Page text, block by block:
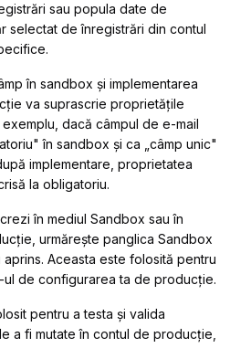
sau popula date de
selectat de înregistrări din contul
în sandbox și implementarea
va suprascrie proprietățile
dacă câmpul de e-mail
în sandbox și ca „câmp unic"
implementare, proprietatea
la obligatoriu.
în mediul Sandbox sau în
urmărește panglica Sandbox
Aceasta este folosită pentru
de configurarea ta de producție.
pentru a testa și valida
a fi mutate în contul de producție,